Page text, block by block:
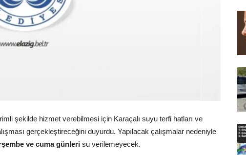
şekilde hizmet verebilmesi için Karaçalı suyu terfi hatları ve
gerçekleştireceğini duyurdu. Yapılacak çalışmalar nedeniyle
ve cuma günleri su verilemeyecek.